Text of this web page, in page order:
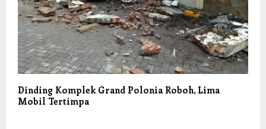
Dinding Komplek Grand Polonia Roboh, Lima
Mobil Tertimpa